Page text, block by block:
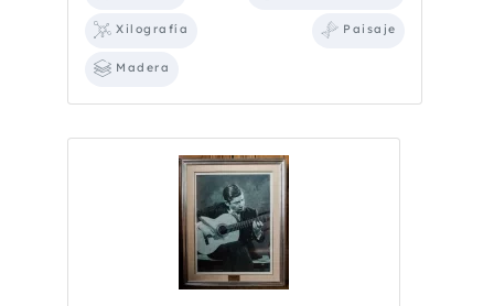
Xilografía Paisaje
Madera